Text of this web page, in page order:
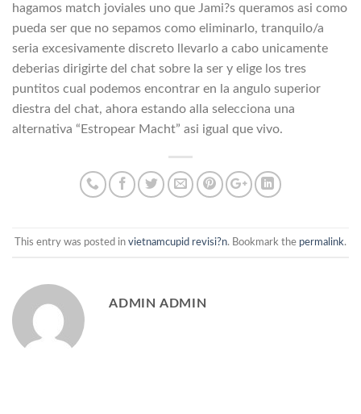
hagamos match joviales uno que Jami?s queramos asi­ como
pueda ser que no sepamos como eliminarlo, tranquilo/a
seri­a excesivamente discreto llevarlo a cabo unicamente
deberias dirigirte del chat sobre la ser y elige los tres
puntitos cual podemos encontrar en la angulo superior
diestra del chat, ahora estando alla selecciona una
alternativa “Estropear Macht” asi­ igual que vivo.
This entry was posted in vietnamcupid revisi?n. Bookmark the permalink.
ADMIN ADMIN